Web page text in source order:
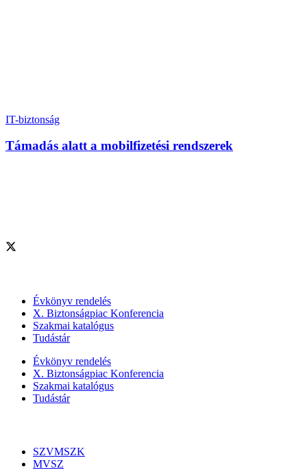
IT-biztonság
Támadás alatt a mobilfizetési rendszerek
Évkönyv rendelés
X. Biztonságpiac Konferencia
Szakmai katalógus
Tudástár
Évkönyv rendelés
X. Biztonságpiac Konferencia
Szakmai katalógus
Tudástár
SZVMSZK
MVSZ